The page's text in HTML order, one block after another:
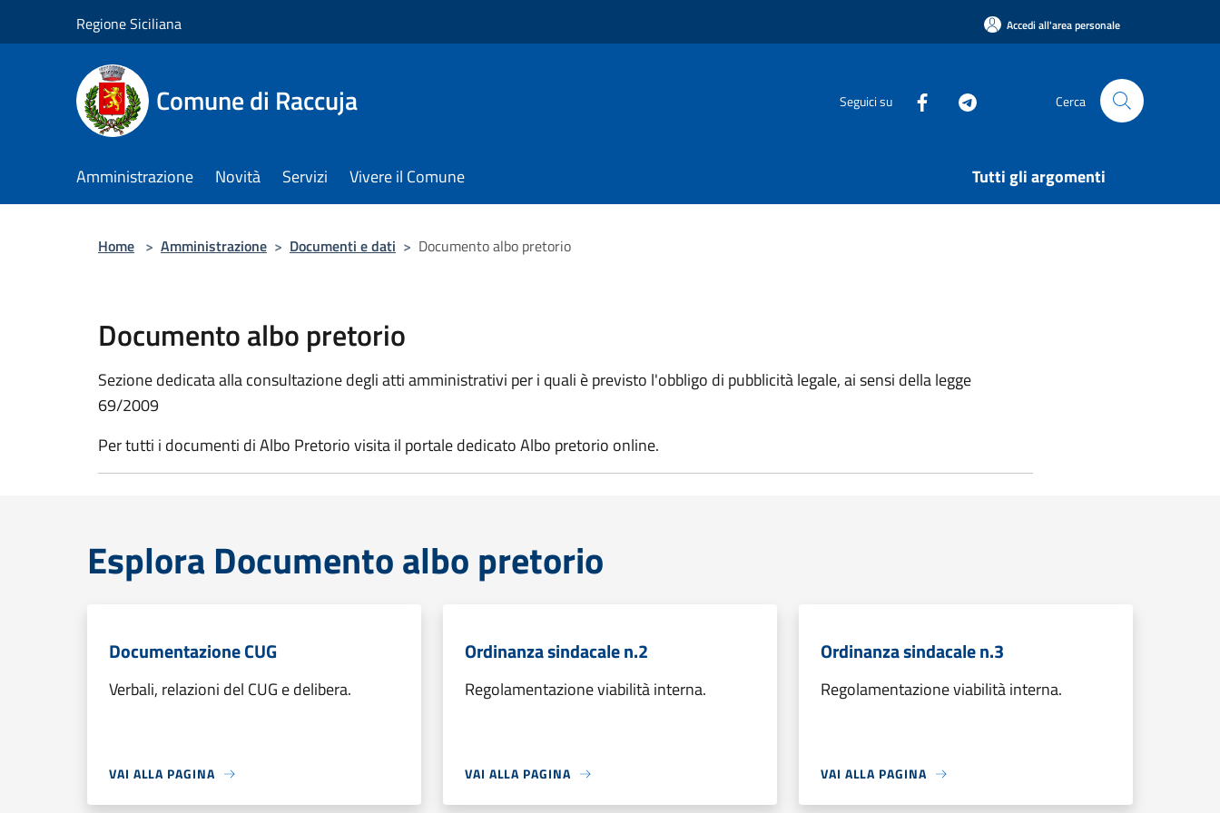
Regione Siciliana Accedi all'area personale
Comune di Raccuja Seguici su Cerca
Amministrazione Novità Servizi Vivere il Comune Tutti gli argomenti
Home > Amministrazione > Documenti e dati > Documento albo pretorio
Documento albo pretorio
Sezione dedicata alla consultazione degli atti amministrativi per i quali è previsto l'obbligo di pubblicità legale, ai sensi della legge
69/2009
Per tutti i documenti di Albo Pretorio visita il portale dedicatoAlbo pretorio online.
Esplora Documento albo pretorio
Documentazione CUG
Verbali, relazioni del CUG e delibera.
VAI ALLA PAGINA
Ordinanza sindacale n.2
Regolamentazione viabilità interna.
VAI ALLA PAGINA
Ordinanza sindacale n.3
Regolamentazione viabilità interna.
VAI ALLA PAGINA